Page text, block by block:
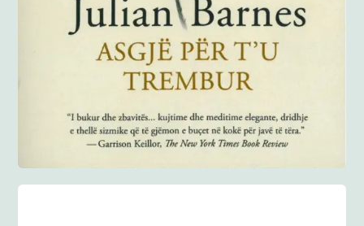
Blog